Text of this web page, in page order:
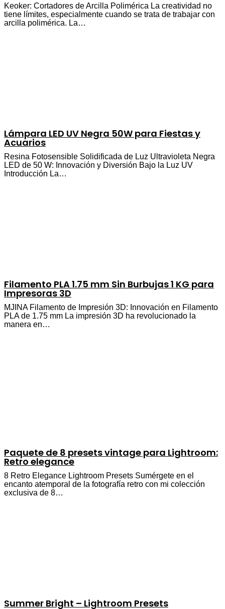
Keoker: Cortadores de Arcilla Polimérica La creatividad no
tiene límites, especialmente cuando se trata de trabajar con
arcilla polimérica. La…
Lámpara LED UV Negra 50W para Fiestas y
Acuarios
Resina Fotosensible Solidificada de Luz Ultravioleta Negra
LED de 50 W: Innovación y Diversión Bajo la Luz UV
Introducción La…
Filamento PLA 1.75 mm Sin Burbujas 1 KG para
Impresoras 3D
MJINA Filamento de Impresión 3D: Innovación en Filamento
PLA de 1.75 mm La impresión 3D ha revolucionado la
manera en…
Paquete de 8 presets vintage para Lightroom:
Retro elegance
8 Retro Elegance Lightroom Presets Sumérgete en el
encanto atemporal de la fotografía retro con mi colección
exclusiva de 8…
Summer Bright – Lightroom Presets